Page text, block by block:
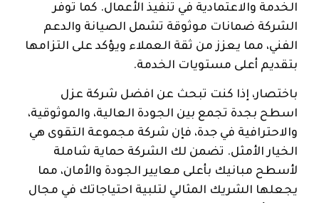
الخدمة والاعتمادية في تنفيذ الأعمال. كما توفر
الشركة ضمانات موثوقة تشمل الصيانة والدعم
الفني، مما يعزز من ثقة العملاء ويؤكد على التزامها
بتقديم أعلى مستويات الخدمة.
باختصار، إذا كنت تبحث عن افضل شركة عزل
اسطح بجدة تجمع بين الجودة العالية، والموثوقية،
والاحترافية في جدة، فإن شركة مجموعة التقوى هي
الخيار الأمثل. تضمن لك الشركة حماية شاملة
لأسطح مبانيك بأعلى معايير الجودة والأمان، مما
يجعلها الشريك المثالي لتلبية احتياجاتك في مجال